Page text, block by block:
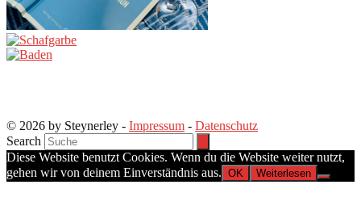
© 2026 by Steynerley - Impressum - Datenschutz
Search
Diese Website benutzt Cookies. Wenn du die Website weiter nutzt,
gehen wir von deinem Einverständnis aus. OK Weiterlesen